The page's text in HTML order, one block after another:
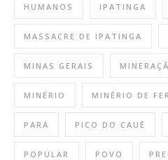
HUMANOS IPATINGA
MASSACRE DE IPATINGA
MINAS GERAIS
MINÉRIO MINÉRIO DE
PARÁ PICO DO CAUÊ
POPULAR POVO